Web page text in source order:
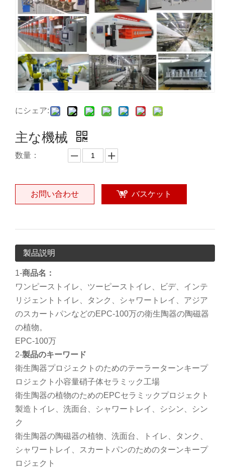
にシェア:
主な機械
数量：
お問い合わせ バスケット
製品説明
1-商品名：
ワンピーストイレ、ツーピーストイレ、ビデ、インテ
リジェントトイレ、タンク、シャワートレイ、アジア
のスカートパンなどのEPC-100万の衛生陶器の陶磁器
の植物。
EPC-100万
2-製品のキーワード
衛生陶器プロジェクトのためのテーラーターンキープ
ロジェクト小容量硝子体セラミック工場
衛生陶器の植物のためのEPCセラミックプロジェクト
製造トイレ、洗面台、シャワートレイ、シシン、シン
ク
衛生陶器の陶磁器の植物、洗面台、トイレ、タンク、
シャワートレイ、スカートパンのためのターンキープ
ロジェクト